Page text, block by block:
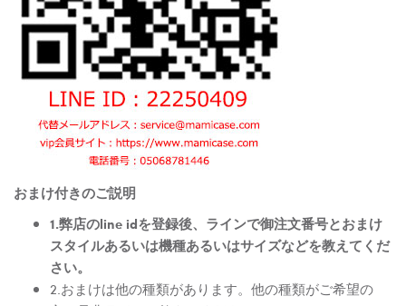
おまけ付きのご説明
1.弊店のline idを登録後、ラインで御注文番号とおまけ
スタイルあるいは機種あるいはサイズなどを教えてくだ
さい。
2.おまけは他の種類があります。他の種類がご希望の